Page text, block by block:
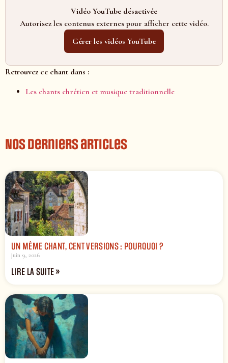
Vidéo YouTube désactivée
Autorisez les contenus externes pour afficher cette vidéo.
Gérer les vidéos YouTube
Retrouvez ce chant dans :
Les chants chrétien et musique traditionnelle
Nos derniers articles
UN MÊME CHANT, CENT VERSIONS : POURQUOI ?
juin 9, 2026
LIRE LA SUITE »